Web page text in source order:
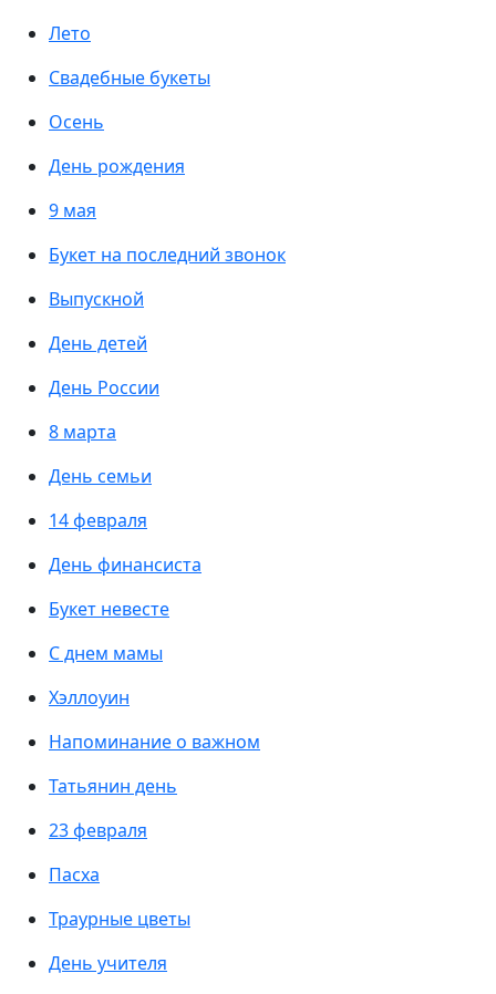
Лето
Свадебные букеты
Осень
День рождения
9 мая
Букет на последний звонок
Выпускной
День детей
День России
8 марта
День семьи
14 февраля
День финансиста
Букет невесте
С днем мамы
Хэллоуин
Напоминание о важном
Татьянин день
23 февраля
Пасха
Траурные цветы
День учителя